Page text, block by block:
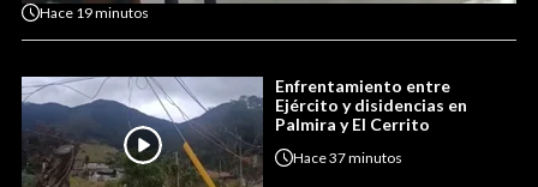
Hace 19 minutos
Enfrentamiento entre
Ejército y disidencias en
Palmira y El Cerrito
Hace37 minutos